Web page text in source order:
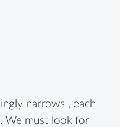
narrows , each
We must look for